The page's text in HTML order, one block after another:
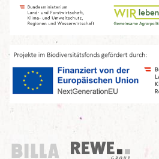
Billa
REWE Group